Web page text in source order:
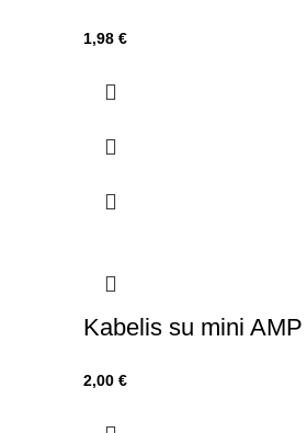
1,98 €
Kabelis su mini
2,00 €